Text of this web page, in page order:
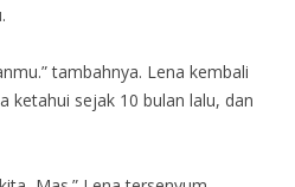
tambahnya. Lena kembali
ketahui sejak 10 bulan lalu, dan